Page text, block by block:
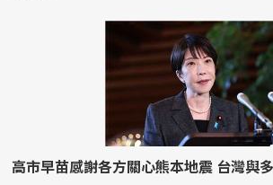
高市早苗感謝各方關心熊本地震 台灣與